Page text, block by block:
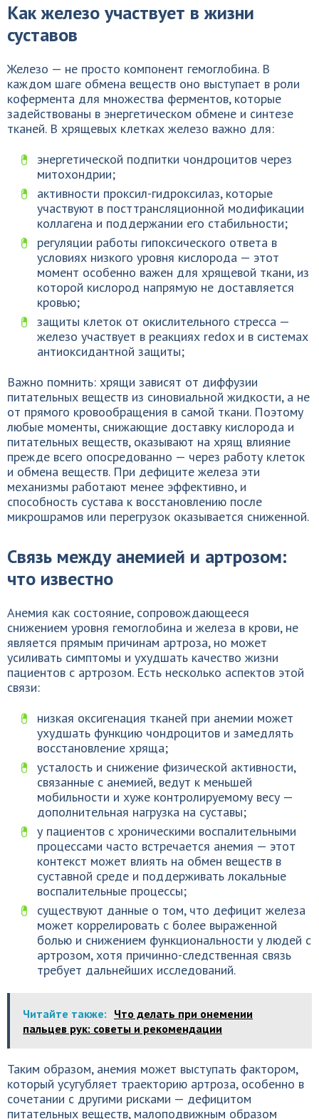
Как железо участвует в жизни
суставов
Железо — не просто компонент гемоглобина. В
каждом шаге обмена веществ оно выступает в роли
кофермента для множества ферментов, которые
задействованы в энергетическом обмене и синтезе
тканей. В хрящевых клетках железо важно для:
энергетической подпитки чондроцитов через
митохондрии;
активности проксил-гидроксилаз, которые
участвуют в посттрансляционной модификации
коллагена и поддержании его стабильности;
регуляции работы гипоксического ответа в
условиях низкого уровня кислорода — этот
момент особенно важен для хрящевой ткани, из
которой кислород напрямую не доставляется
кровью;
защиты клеток от окислительного стресса —
железо участвует в реакциях redox и в системах
антиоксидантной защиты;
Важно помнить: хрящи зависят от диффузии
питательных веществ из синовиальной жидкости, а не
от прямого кровообращения в самой ткани. Поэтому
любые моменты, снижающие доставку кислорода и
питательных веществ, оказывают на хрящ влияние
прежде всего опосредованно — через работу клеток
и обмена веществ. При дефиците железа эти
механизмы работают менее эффективно, и
способность сустава к восстановлению после
микрошрамов или перегрузок оказывается сниженной.
Связь между анемией и артрозом:
что известно
Анемия как состояние, сопровождающееся
снижением уровня гемоглобина и железа в крови, не
является прямым причинам артроза, но может
усиливать симптомы и ухудшать качество жизни
пациентов с артрозом. Есть несколько аспектов этой
связи:
низкая оксигенация тканей при анемии может
ухудшать функцию чондроцитов и замедлять
восстановление хряща;
усталость и снижение физической активности,
связанные с анемией, ведут к меньшей
мобильности и хуже контролируемому весу —
дополнительная нагрузка на суставы;
у пациентов с хроническими воспалительными
процессами часто встречается анемия — этот
контекст может влиять на обмен веществ в
суставной среде и поддерживать локальные
воспалительные процессы;
существуют данные о том, что дефицит железа
может коррелировать с более выраженной
болью и снижением функциональности у людей с
артрозом, хотя причинно-следственная связь
требует дальнейших исследований.
Читайте также: Что делать при онемении
пальцев рук: советы и рекомендации
Таким образом, анемия может выступать фактором,
который усугубляет траекторию артроза, особенно в
сочетании с другими рисками — дефицитом
питательных веществ, малоподвижным образом